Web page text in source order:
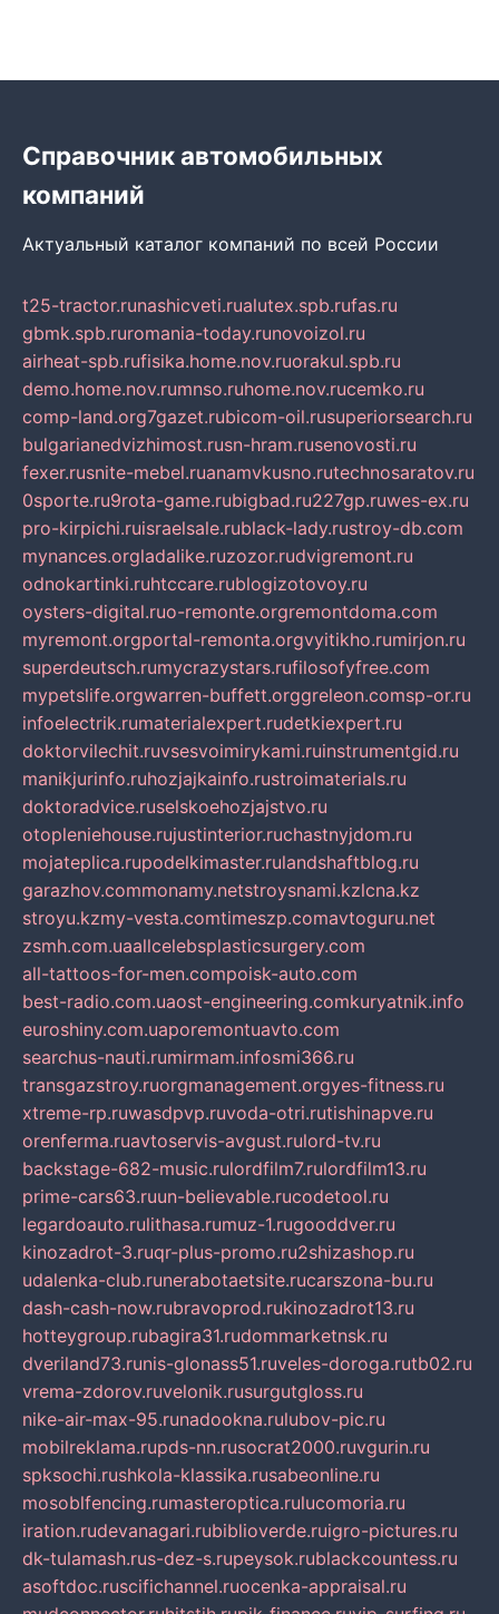
Справочник автомобильных
компаний
Актуальный каталог компаний по всей России
t25-tractor.runashicveti.rualutex.spb.rufas.ru
gbmk.spb.ruromania-today.runovoizol.ru
airheat-spb.rufisika.home.nov.ruorakul.spb.ru
demo.home.nov.rumnso.ruhome.nov.rucemko.ru
comp-land.org7gazet.rubicom-oil.rusuperiorsearch.ru
bulgarianedvizhimost.rusn-hram.rusenovosti.ru
fexer.rusnite-mebel.ruanamvkusno.rutechnosaratov.ru
0sporte.ru9rota-game.rubigbad.ru227gp.ruwes-ex.ru
pro-kirpichi.ruisraelsale.rublack-lady.rustroy-db.com
mynances.orgladalike.ruzozor.rudvigremont.ru
odnokartinki.ruhtccare.rublogizotovoy.ru
oysters-digital.ruo-remonte.orgremontdoma.com
myremont.orgportal-remonta.orgvyitikho.rumirjon.ru
superdeutsch.rumycrazystars.rufilosofyfree.com
mypetslife.orgwarren-buffett.orggreleon.comsp-or.ru
infoelectrik.rumaterialexpert.rudetkiexpert.ru
doktorvilechit.ruvsesvoimirykami.ruinstrumentgid.ru
manikjurinfo.ruhozjajkainfo.rustroimaterials.ru
doktoradvice.ruselskoehozjajstvo.ru
otopleniehouse.rujustinterior.ruchastnyjdom.ru
mojateplica.rupodelkimaster.rulandshaftblog.ru
garazhov.commonamy.netstroysnami.kzlcna.kz
stroyu.kzmy-vesta.comtimeszp.comavtoguru.net
zsmh.com.uaallcelebsplasticsurgery.com
all-tattoos-for-men.compoisk-auto.com
best-radio.com.uaost-engineering.comkuryatnik.info
euroshiny.com.uaporemontuavto.com
searchus-nauti.rumirmam.infosmi366.ru
transgazstroy.ruorgmanagement.orgyes-fitness.ru
xtreme-rp.ruwasdpvp.ruvoda-otri.rutishinapve.ru
orenferma.ruavtoservis-avgust.rulord-tv.ru
backstage-682-music.rulordfilm7.rulordfilm13.ru
prime-cars63.ruun-believable.rucodetool.ru
legardoauto.rulithasa.rumuz-1.rugooddver.ru
kinozadrot-3.ruqr-plus-promo.ru2shizashop.ru
udalenka-club.runerabotaetsite.rucarszona-bu.ru
dash-cash-now.rubravoprod.rukinozadrot13.ru
hotteygroup.rubagira31.rudommarketnsk.ru
dveriland73.runis-glonass51.ruveles-doroga.rutb02.ru
vrema-zdorov.ruvelonik.rusurgutgloss.ru
nike-air-max-95.runadookna.rulubov-pic.ru
mobilreklama.rupds-nn.rusocrat2000.ruvgurin.ru
spksochi.rushkola-klassika.rusabeonline.ru
mosoblfencing.rumasteroptica.rulucomoria.ru
iration.rudevanagari.rubiblioverde.ruigro-pictures.ru
dk-tulamash.rus-dez-s.rupeysok.rublackcountess.ru
asoftdoc.ruscifichannel.ruocenka-appraisal.ru